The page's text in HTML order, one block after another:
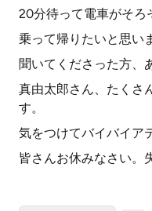
20分待って電車がそろ
乗って帰りたいと思い
聞いてくださった方、
真由太郎さん、たくさ
す。
気をつけてバイバイア
皆さんお休みなさい。